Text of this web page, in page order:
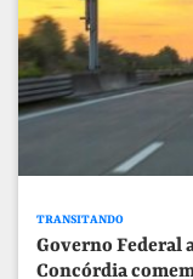
TRANSITANDO
Governo Federal
Concórdia